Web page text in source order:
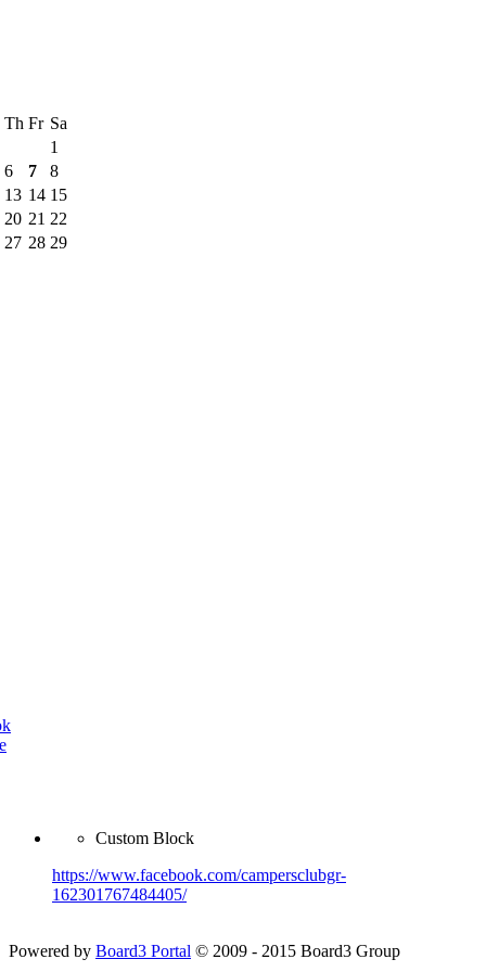
Th Fr Sa
1
6
7
8
13 14 15
20 21 22
27 28 29
Custom Block
https://www.facebook.com/campersclubgr-
162301767484405/
Powered by Board3 Portal © 2009 - 2015 Board3 Group